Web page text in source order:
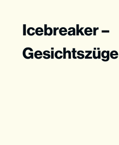
Icebreaker –
Gesichtszüge